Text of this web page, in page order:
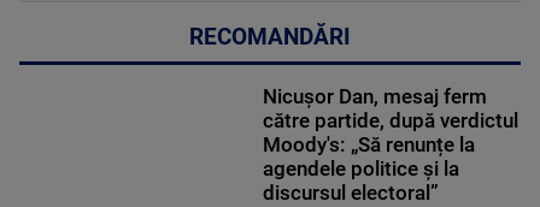
RECOMANDĂRI
Nicușor Dan, mesaj ferm
către partide, după verdictul
Moody's: „Să renunțe la
agendele politice şi la
discursul electoral”